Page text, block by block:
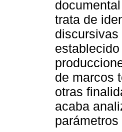
trata de
discursivas
de marcos
otras
acaba